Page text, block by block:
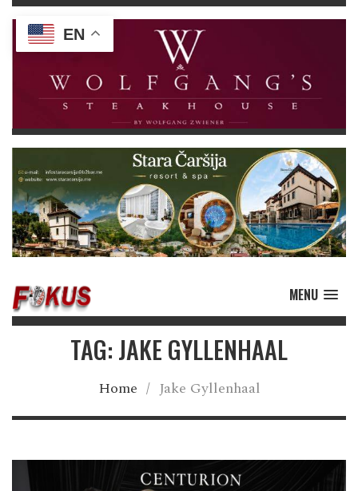
MENU
TAG: JAKE GYLLENHAAL
Home / Jake Gyllenhaal
EN